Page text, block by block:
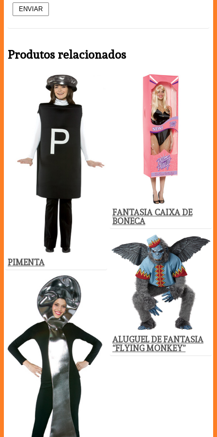
Produtos relacionados
PIMENTA
FANTASIA CAIXA DE
BONECA
ALUGUEL DE FANTASIA
“FLYING MONKEY”